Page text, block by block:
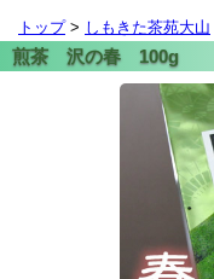
トップ> しもきた茶苑大山